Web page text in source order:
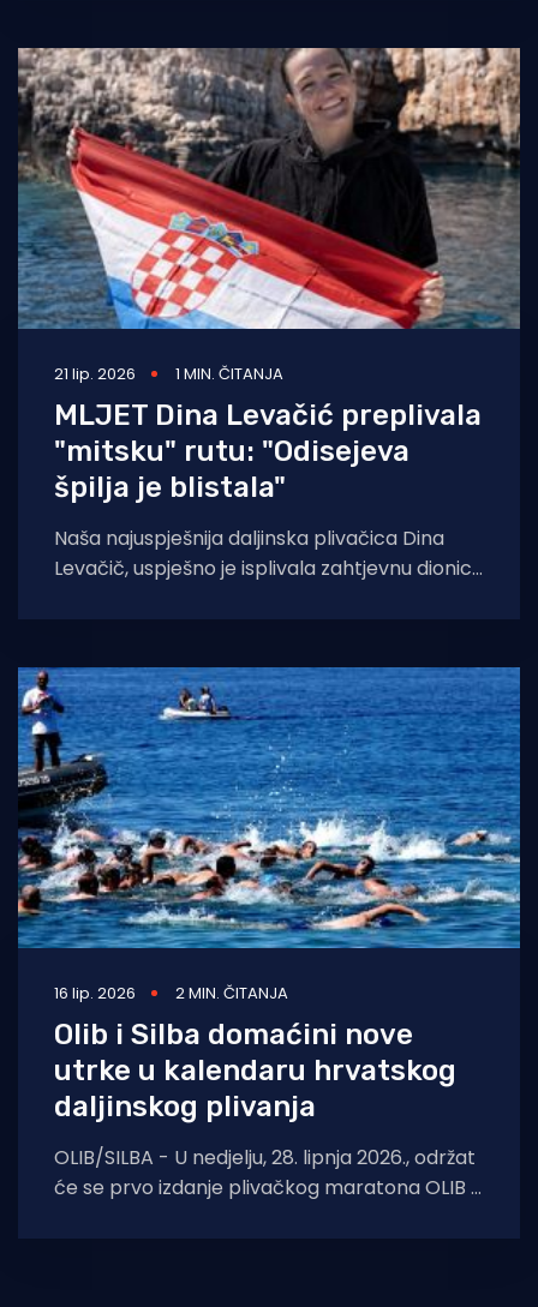
21 lip. 2026 1 MIN. ČITANJA
MLJET Dina Levačić preplivala
"mitsku" rutu: "Odisejeva
špilja je blistala"
Naša najuspješnija daljinska plivačica Dina
Levačič, uspješno je isplivala zahtjevnu dionicu
16 lip. 2026 2 MIN. ČITANJA
Olib i Silba domaćini nove
utrke u kalendaru hrvatskog
daljinskog plivanja
OLIB/SILBA - U nedjelju, 28. lipnja 2026., održat
će se prvo izdanje plivačkog maratona OLIB –